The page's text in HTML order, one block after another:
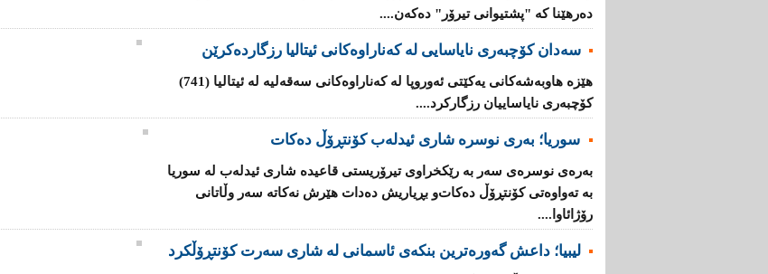
دەرهێنا كە "پشتیوانی تیرۆر" دەكەن....
سەدان كۆچبەری نایاسایی لە كەناراوەكانی ئیتالیا رزگاردەكرێن
هێزە هاوبەشەكانی یەكێتی ئەوروپا لە كەناراوەكانی سەقەلیە لە ئیتالیا (741)
كۆچبەری نایاساییان رزگاركرد....
سوریا؛ بەری نوسرە شاری ئیدلەب كۆنتڕۆڵ دەكات
بەرەی نوسرەی سەر بە رێكخراوی تیرۆریستی قاعیدە شاری ئیدلەب لە سوریا
بە تەواوەتی كۆنتڕۆڵ دەكات‌و بڕیاریش دەدات هێرش نەكاتە سەر وڵاتانی
رۆژائاوا....
لیبیا؛ داعش گەورەترین بنكەی ئاسمانی لە شاری سەرت کۆنتڕۆڵکرد